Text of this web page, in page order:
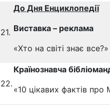
21.
До Дня Енциклопедії
Виставка –
«Хто на світі знає все?»
22.
Країнознавча
«10 цікавих фактів про